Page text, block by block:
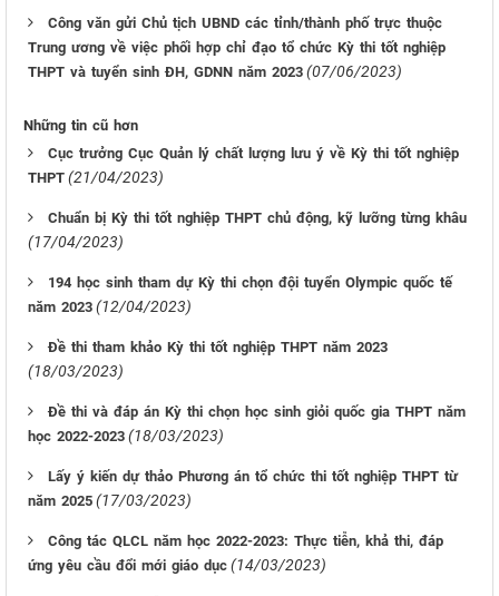
Công văn gửi Chủ tịch UBND các tỉnh/thành phố trực thuộc
Trung ương về việc phối hợp chỉ đạo tổ chức Kỳ thi tốt nghiệp
THPT và tuyển sinh ĐH, GDNN năm 2023 (07/06/2023)
Những tin cũ hơn
Cục trưởng Cục Quản lý chất lượng lưu ý về Kỳ thi tốt nghiệp
THPT (21/04/2023)
Chuẩn bị Kỳ thi tốt nghiệp THPT chủ động, kỹ lưỡng từng khâu
(17/04/2023)
194 học sinh tham dự Kỳ thi chọn đội tuyển Olympic quốc tế
năm 2023 (12/04/2023)
Đề thi tham khảo Kỳ thi tốt nghiệp THPT năm 2023
(18/03/2023)
Đề thi và đáp án Kỳ thi chọn học sinh giỏi quốc gia THPT năm
học 2022-2023 (18/03/2023)
Lấy ý kiến dự thảo Phương án tổ chức thi tốt nghiệp THPT từ
năm 2025 (17/03/2023)
Công tác QLCL năm học 2022-2023: Thực tiễn, khả thi, đáp
ứng yêu cầu đổi mới giáo dục (14/03/2023)